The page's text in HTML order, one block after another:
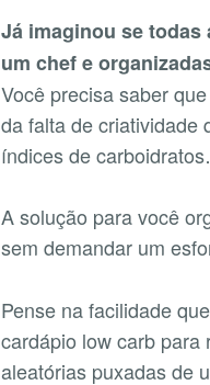
Já imaginou se
um chef e
Você precisa saber
da falta de criatividade
índices de
A solução para você
sem demandar um
Pense na facilidade
cardápio low carb
aleatórias puxadas de